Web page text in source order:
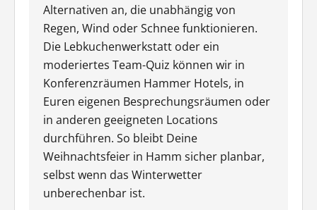
Alternativen an, die unabhängig von
Regen, Wind oder Schnee funktionieren.
Die Lebkuchenwerkstatt oder ein
moderiertes Team-Quiz können wir in
Konferenzräumen Hammer Hotels, in
Euren eigenen Besprechungsräumen oder
in anderen geeigneten Locations
durchführen. So bleibt Deine
Weihnachtsfeier in Hamm sicher planbar,
selbst wenn das Winterwetter
unberechenbar ist.